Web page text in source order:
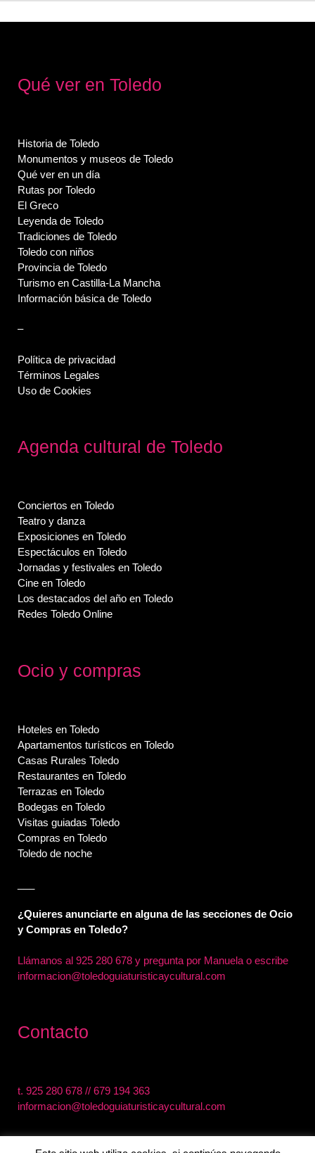
Qué ver en Toledo
Historia de Toledo
Monumentos y museos de Toledo
Qué ver en un día
Rutas por Toledo
El Greco
Leyenda de Toledo
Tradiciones de Toledo
Toledo con niños
Provincia de Toledo
Turismo en Castilla-La Mancha
Información básica de Toledo
–
Política de privacidad
Términos Legales
Uso de Cookies
Agenda cultural de Toledo
Conciertos en Toledo
Teatro y danza
Exposiciones en Toledo
Espectáculos en Toledo
Jornadas y festivales en Toledo
Cine en Toledo
Los destacados del año en Toledo
Redes Toledo Online
Ocio y compras
Hoteles en Toledo
Apartamentos turísticos en Toledo
Casas Rurales Toledo
Restaurantes en Toledo
Terrazas en Toledo
Bodegas en Toledo
Visitas guiadas Toledo
Compras en Toledo
Toledo de noche
¿Quieres anunciarte en alguna de las secciones de Ocio
y Compras en Toledo?
Llámanos al925 280 678 y pregunta por Manuela o escribe
informacion@toledoguiaturisticaycultural.com
Contacto
t.925 280 678 //679 194 363
informacion@toledoguiaturisticaycultural.com